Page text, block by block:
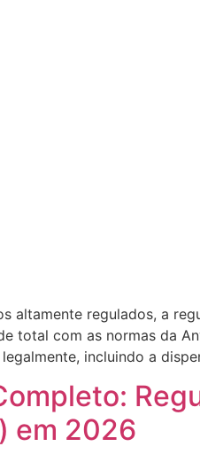
altamente regulados, a
total com as normas da
incluindo a
em 2026